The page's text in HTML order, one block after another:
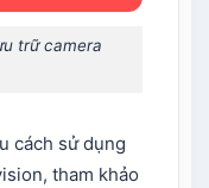
trữ camera
cách sử dụng
tham khảo